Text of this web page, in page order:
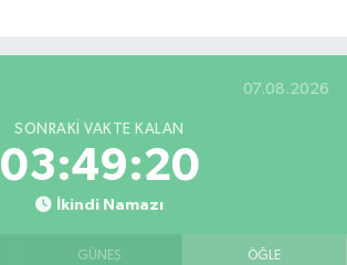
07.08.2026
SONRAKI VAKTE KALAN
03:49:20
İkindi Namazı
GÜNEŞ ÖĞLE